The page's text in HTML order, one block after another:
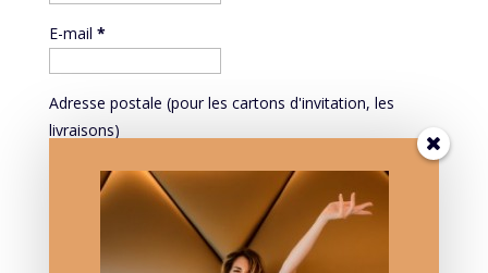
E-mail *
Adresse postale (pour les cartons d'invitation, les
livraisons)
Mieux vous connaître pour mieux vous servir: